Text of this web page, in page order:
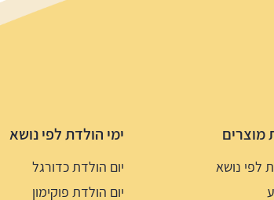
מוצרים
לפי נושא
ימי הולדת לפי נושא
יום הולדת כדורגל
יום הולדת פוקימון